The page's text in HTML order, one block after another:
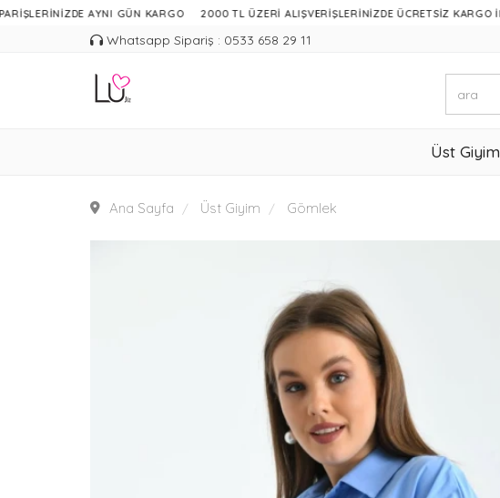
AYNI GÜN KARGO 2000 TL ÜZERİ ALIŞVERİŞLERİNİZDE ÜCRETSİZ KARGO İMKANI
Whatsapp Sipariş : 0533 658 29 11
Üst Giyim
Ana Sayfa Üst Giyim Gömlek